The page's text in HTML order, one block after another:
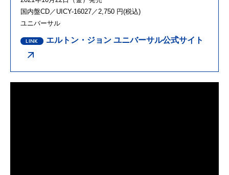
国内盤CD／UICY-16027／2,750 円(税込)
ユニバーサル
エルトン・ジョン ユニバーサル公式サイト